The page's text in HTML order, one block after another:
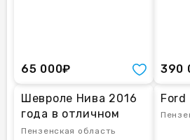
65 000₽ 390
Шевролe Нива 2016
года в отличном
cоcтоянии!
Пензенская область
Ford